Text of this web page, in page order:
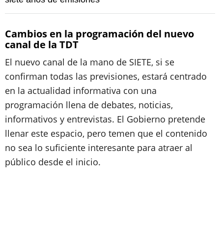
Cambios en la programación del nuevo
canal de la TDT
El nuevo canal de la mano de SIETE, si se
confirman todas las previsiones, estará centrado
en la actualidad informativa con una
programación llena de debates, noticias,
informativos y entrevistas. El Gobierno pretende
llenar este espacio, pero temen que el contenido
no sea lo suficiente interesante para atraer al
público desde el inicio.